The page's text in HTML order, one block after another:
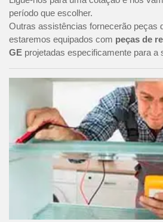
período que escolher.
Outras assistências fornecerão peças
estaremos equipados com peças de
GE projetadas especificamente para a